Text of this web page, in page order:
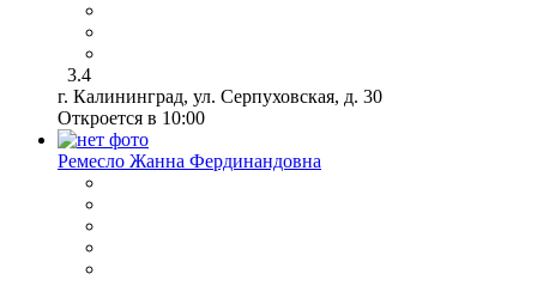
3.4
г. Калининград, ул. Серпуховская, д. 30
Откроется в 10:00
Ремесло Жанна Фердинандовна